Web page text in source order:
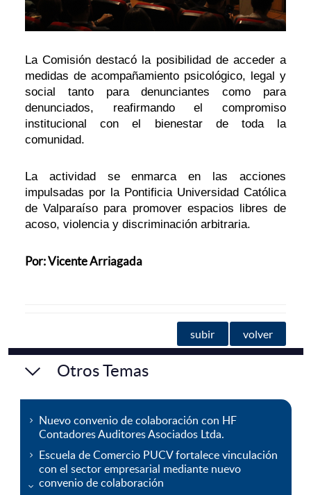
La Comisión destacó la posibilidad de acceder a
medidas de acompañamiento psicológico, legal y
social tanto para denunciantes como para
denunciados, reafirmando el compromiso
institucional con el bienestar de toda la
comunidad.
La actividad se enmarca en las acciones
impulsadas por la Pontificia Universidad Católica
de Valparaíso para promover espacios libres de
acoso, violencia y discriminación arbitraria.
Por: Vicente Arriagada
subir volver
Otros Temas
Nuevo convenio de colaboración con HF
Contadores Auditores Asociados Ltda.
Escuela de Comercio PUCV fortalece vinculación
con el sector empresarial mediante nuevo
convenio de colaboración